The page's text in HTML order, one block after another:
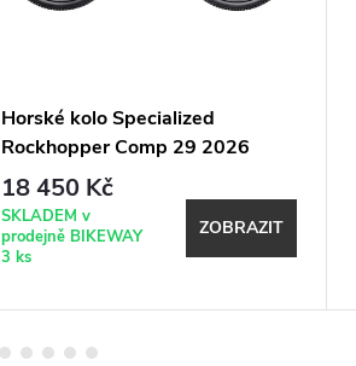
Horské kolo Specialized
Rockhopper Comp 29 2026
Gloss Pistachio / White
Mountains
18 450 Kč
SKLADEM v
prodejně BIKEWAY
3 ks
ZOBRAZIT